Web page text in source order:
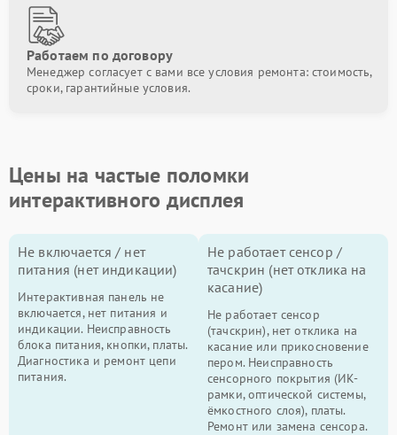
Работаем по договору
Менеджер согласует с вами все условия ремонта: стоимость,
сроки, гарантийные условия.
Цены на частые поломки
интерактивного дисплея
Не включается / нет
питания (нет индикации)
Интерактивная панель не
включается, нет питания и
индикации. Неисправность
блока питания, кнопки, платы.
Диагностика и ремонт цепи
питания.
Не работает сенсор /
тачскрин (нет отклика на
касание)
Не работает сенсор
(тачскрин), нет отклика на
касание или прикосновение
пером. Неисправность
сенсорного покрытия (ИК-
рамки, оптической системы,
ёмкостного слоя), платы.
Ремонт или замена сенсора.